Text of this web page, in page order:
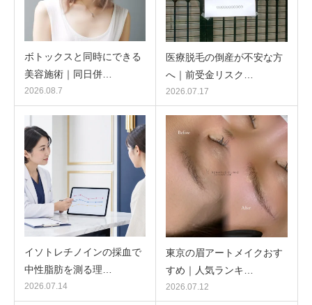
ボトックスと同時にできる
美容施術｜同日併…
2026.08.7
医療脱毛の倒産が不安な方
へ｜前受金リスク…
2026.07.17
イソトレチノインの採血で
中性脂肪を測る理…
2026.07.14
東京の眉アートメイクおす
すめ｜人気ランキ…
2026.07.12